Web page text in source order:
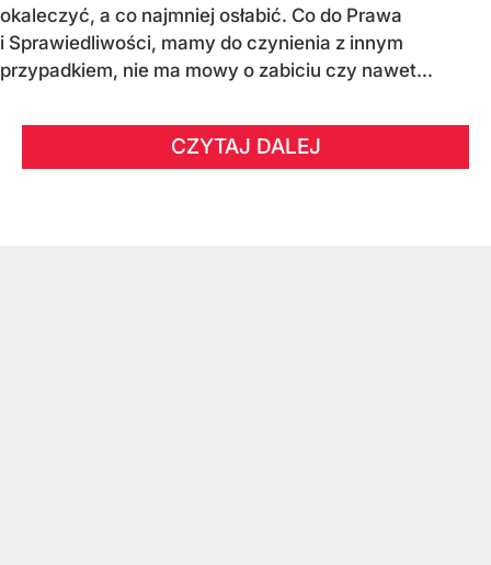
okaleczyć, a co najmniej osłabić. Co do Prawa
i Sprawiedliwości, mamy do czynienia z innym
przypadkiem, nie ma mowy o zabiciu czy nawet...
CZYTAJ DALEJ